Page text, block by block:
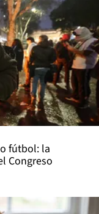
fútbol: la
Congreso